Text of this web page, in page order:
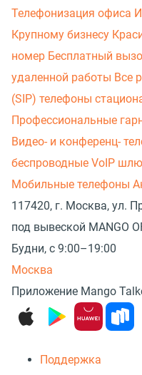
Телефонизация офиса
Крупному бизнесу
номер Бесплатный
удаленной работы Все
(SIP) телефоны
Профессиональные
Видео- и конференц-
беспроводные VoIP
Мобильные телефоны
117420, г. Москва, ул.
под вывеской MANGO
Будни, с 9:00–19:00
Москва
Приложение Mango
Поддержка